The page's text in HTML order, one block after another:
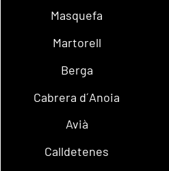
Masquefa
Martorell
Berga
Cabrera d´Anoia
Avià
Calldetenes